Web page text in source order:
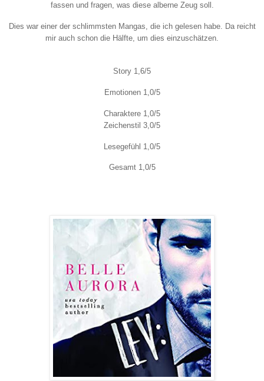
fassen und fragen, was diese alberne Zeug soll.
Dies war einer der schlimmsten Mangas, die ich gelesen habe. Da reicht
mir auch schon die Hälfte, um dies einzuschätzen.
Story 1,6/5
Emotionen 1,0/5
Charaktere 1,0/5
Zeichenstil 3,0/5
Lesegefühl 1,0/5
Gesamt 1,0/5